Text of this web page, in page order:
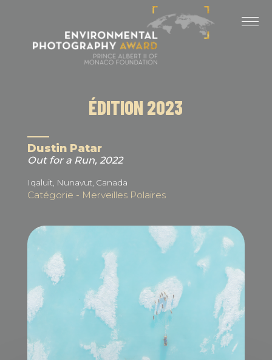
DERNIÈRES ÉDITIONS
ÉDITION 2022
ÉDITION 2023
Dustin Patar
Out for a Run, 2022
Iqaluit, Nunavut, Canada
Catégorie - Merveilles Polaires